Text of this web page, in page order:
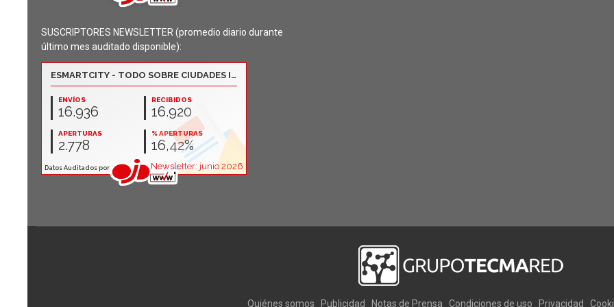
SUSCRIPTORES NEWSLETTER (promedio diario durante
último mes auditado disponible):
Quiénes somos Publicidad Notas de Prensa Condiciones de uso Privacidad